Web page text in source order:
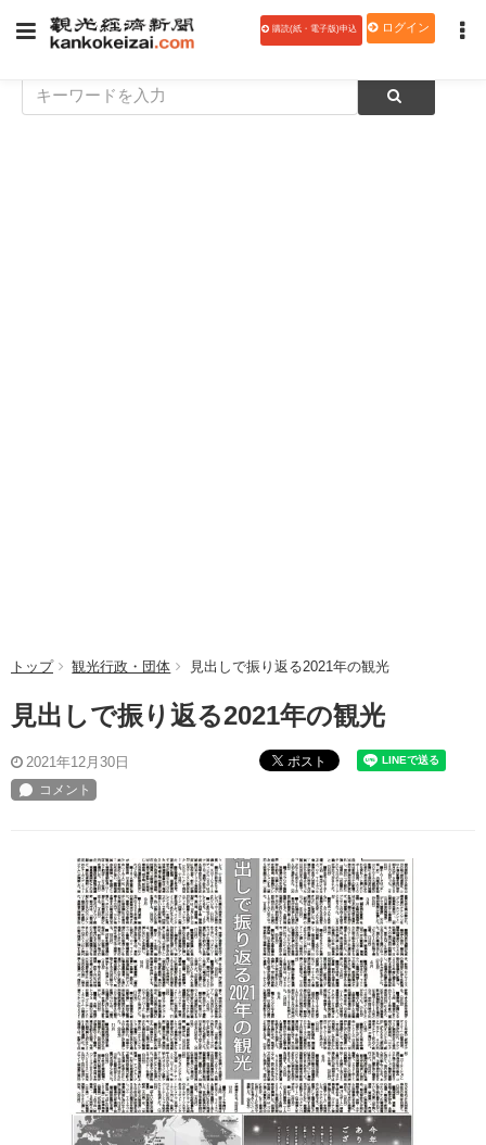
購読(紙・電子版)申込 ログイン
トップ 観光行政・団体 見出しで振り返る2021年の観光
見出しで振り返る2021年の観光
2021年12月30日 ポスト